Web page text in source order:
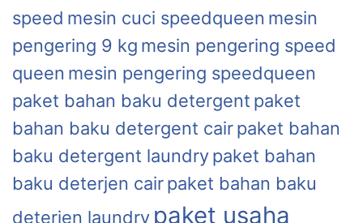
speed mesin cuci speedqueen mesin
pengering 9 kg mesin pengering speed
queen mesin pengering speedqueen
paket bahan baku detergent paket
bahan baku detergent cairpaket bahan
baku detergent laundrypaket bahan
baku deterjen cairpaket bahan baku
deterjen laundry paket usaha